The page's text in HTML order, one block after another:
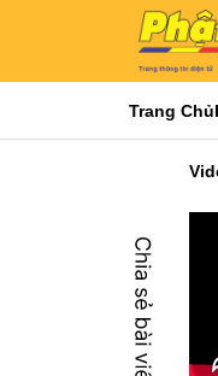
Trang Chủ